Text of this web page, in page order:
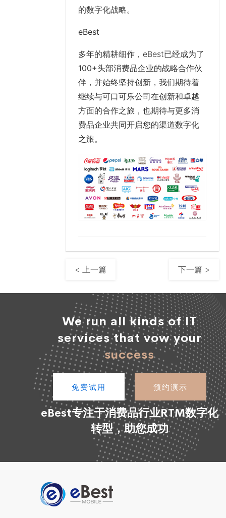
的数字化战略。
eBest
多年的精耕细作，eBest已经成为了
100+头部消费品企业的战略合作伙
伴，并始终坚持创新 ，我们期待着
继续与可口可乐公司在创新和卓越
方面的合作之旅，也期待与更多消
费品企业共同开启您的渠道数字化
之旅。
< 上一篇 下一篇 >
We run all kinds of IT
services that vow your
success
免费试用 预约演示
eBest专注于消费品行业RTM数字化
转型，助您成功